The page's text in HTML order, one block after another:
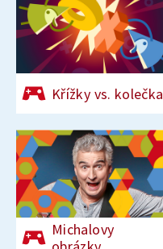
Křížky vs. kolečka
Michalovy